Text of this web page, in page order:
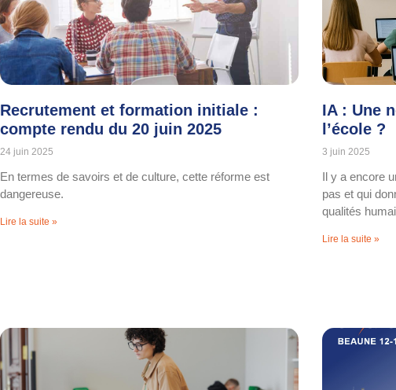
Recrutement et formation initiale :
compte rendu du 20 juin 2025
24 juin 2025
En termes de savoirs et de culture, cette réforme est
dangereuse.
Lire la suite »
IA : Une
l’école ?
3 juin 2025
Il y a encore
pas et qui
qualités
Lire la suite »